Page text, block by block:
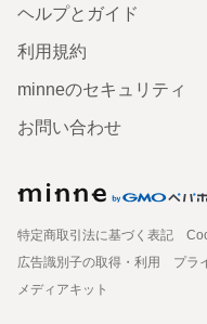
ヘルプとガイド
利用規約
minneのセキュリティ
お問い合わせ
特定商取引法に基づく表記
広告識別子の取得・利用
プラ
メディアキット